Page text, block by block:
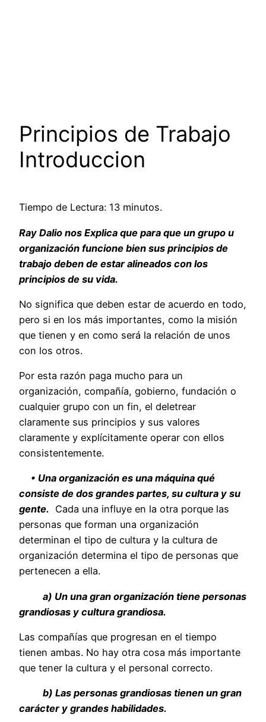
Principios de Trabajo
Introduccion
Tiempo de Lectura: 13 minutos.
Ray Dalio nos Explica que para que un grupo u
organización funcione bien sus principios de
trabajo deben de estar alineados con los
principios de su vida.
No significa que deben estar de acuerdo en todo,
pero si en los más importantes, como la misión
que tienen y en como será la relación de unos
con los otros.
Por esta razón paga mucho para un
organización, compañía, gobierno, fundación o
cualquier grupo con un fin, el deletrear
claramente sus principios y sus valores
claramente y explícitamente operar con ellos
consistentemente.
• Una organización es una máquina qué
consiste de dos grandes partes, su cultura y su
gente. Cada una influye en la otra porque las
personas que forman una organización
determinan el tipo de cultura y la cultura de
organización determina el tipo de personas que
pertenecen a ella.
a) Un una gran organización tiene personas
grandiosas y cultura grandiosa.
Las compañías que progresan en el tiempo
tienen ambas. No hay otra cosa más importante
que tener la cultura y el personal correcto.
b) Las personas grandiosas tienen un gran
carácter y grandes habilidades.